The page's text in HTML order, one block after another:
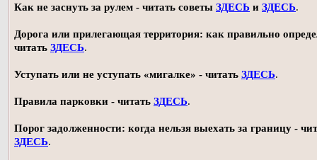
Как не заснуть за рулем - читать советы ЗДЕСЬ и ЗДЕСЬ.
Дорога или прилегающая территория: как правильно
читать ЗДЕСЬ.
Уступать или не уступать «мигалке» - читать ЗДЕСЬ.
Правила парковки - читать ЗДЕСЬ.
Порог задолженности: когда нельзя выехать за границу -
ЗДЕСЬ.